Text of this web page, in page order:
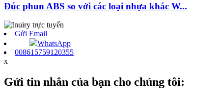
Đúc phun ABS so với các loại nhựa khác W...
Gửi Email
WhatsApp
008615759120355
x
Gửi tin nhắn của bạn cho chúng tôi: